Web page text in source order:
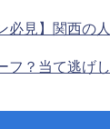
必見】関西の
フ？当て逃げ